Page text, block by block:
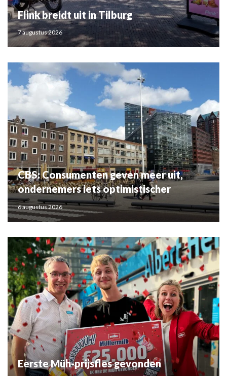
Flink breidt uit in Tilburg
7 augustus 2026
CBS: Consumenten geven meer uit,
ondernemers iets optimistischer
6 augustus 2026
Eerste Müh-prijsfles gevonden